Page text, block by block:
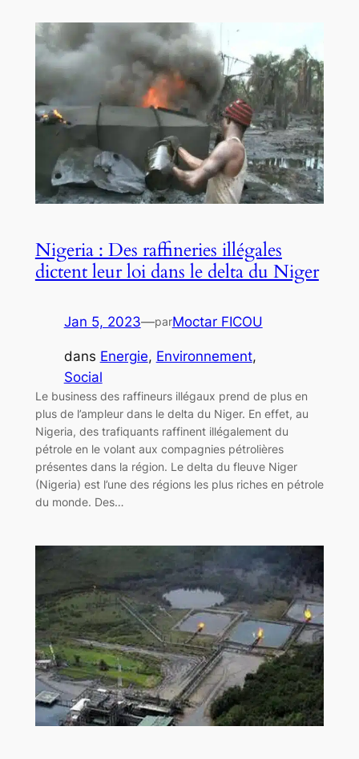
Nigeria : Des raffineries illégales
dictent leur loi dans le delta du Niger
Jan 5, 2023—parMoctar FICOU
dans Energie, Environnement
Social
Le business des raffineurs illégaux prend de plus en
plus de l’ampleur dans le delta du Niger. En effet, au
Nigeria, des trafiquants raffinent illégalement du
pétrole en le volant aux compagnies pétrolières
présentes dans la région. Le delta du fleuve Niger
(Nigeria) est l’une des régions les plus riches en pétrole
du monde. Des…